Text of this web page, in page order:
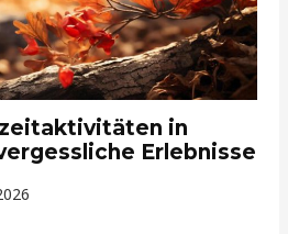
in
Erlebnisse